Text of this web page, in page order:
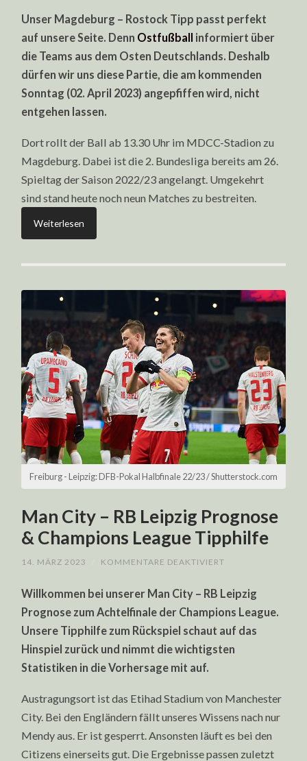
ROSTOCK
TIPP:
EIN
KAMPF
DEN
KLASSENERHALT
Unser Magdeburg – Rostock Tipp passt perfekt
auf unsere Seite. Denn Ostfußball informiert über
die Teams aus dem Osten Deutschlands. Deshalb
dürfen wir uns diese Partie, die am kommenden
Sonntag (02. April 2023) angepfiffen wird, nicht
entgehen lassen.
Dort rollt der Ball ab 13.30 Uhr im MDCC-Stadion zu
Magdeburg. Dabei ist die 2. Bundesliga bereits am 26.
Spieltag der Saison 2022/23 angelangt. Umgekehrt
sind stand heute noch neun Matches zu bestreiten.
Weiterlesen
Freiburg - Leipzig: DFB-Pokal Halbfinale 22/23 / Shutterstock.com
Man City – RB Leipzig Prognose
& Champions League Tipphilfe
14. MÄRZ 2023 KOMMENTARE DEAKTIVIERT
–
RB
LEIPZIG
&
LEAGUE
Willkommen bei unserer Man City – RB Leipzig
Prognose zum Achtelfinale der Champions League.
Unsere Tipphilfe zum Rückspiel schaut auf das
Hinspiel zurück und nimmt die wichtigsten
Statistiken in die Vorhersage mit auf.
Austragungsort ist das Etihad Stadium von Manchester
City. Bei den Engländern fällt unseres Wissens nach nur
Mendy aus. Er ist gesperrt. Ansonsten läuft es bei den
Citizens einerseits gut. Die Ergebnisse passen zuletzt